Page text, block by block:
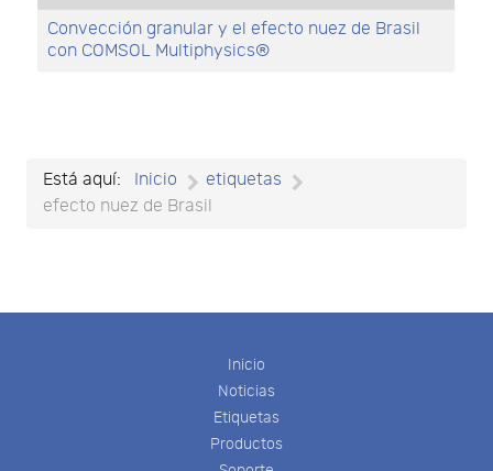
Convección granular y el efecto nuez de Brasil
con COMSOL Multiphysics®
Está aquí: Inicio
etiquetas
efecto nuez de Brasil
Inicio
Noticias
Etiquetas
Productos